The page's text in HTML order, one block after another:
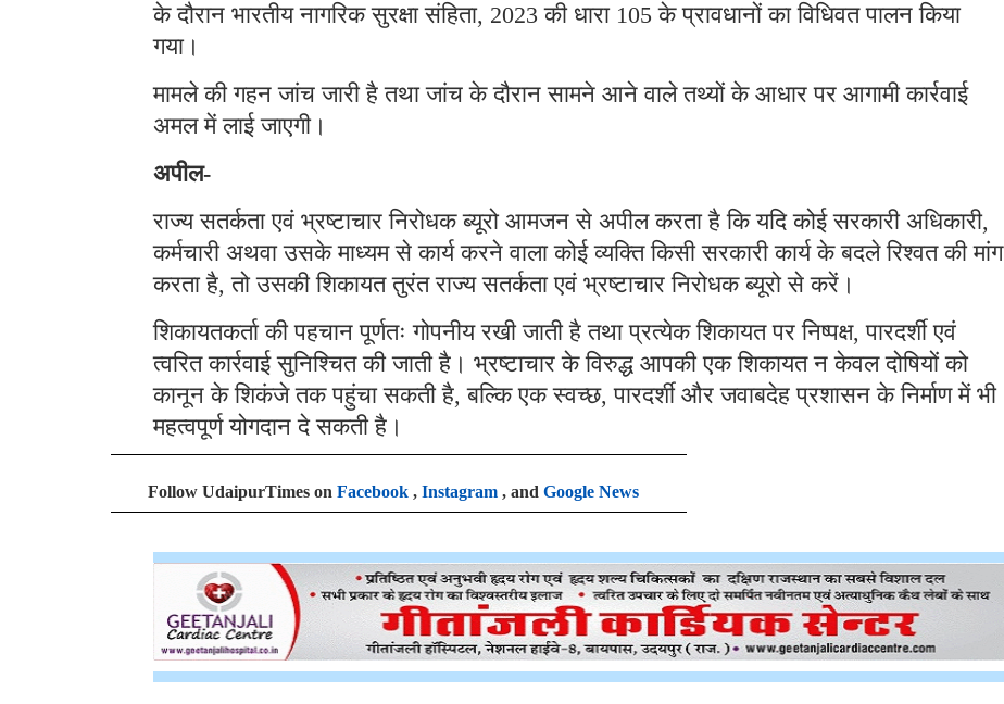
के दौरान भारतीय नागरिक सुरक्षा संहिता, 2023 की धारा 105 के प्रावधानों का विधिवत पालन किया
गया।
मामले की गहन जांच जारी है तथा जांच के दौरान सामने आने वाले तथ्यों के आधार पर आगामी कार्रवाई
अमल में लाई जाएगी।
अपील-
राज्य सतर्कता एवं भ्रष्टाचार निरोधक ब्यूरो आमजन से अपील करता है कि यदि कोई सरकारी अधिकारी,
कर्मचारी अथवा उसके माध्यम से कार्य करने वाला कोई व्यक्ति किसी सरकारी कार्य के बदले रिश्वत की मांग
करता है, तो उसकी शिकायत तुरंत राज्य सतर्कता एवं भ्रष्टाचार निरोधक ब्यूरो से करें।
शिकायतकर्ता की पहचान पूर्णतः गोपनीय रखी जाती है तथा प्रत्येक शिकायत पर निष्पक्ष, पारदर्शी एवं
त्वरित कार्रवाई सुनिश्चित की जाती है। भ्रष्टाचार के विरुद्ध आपकी एक शिकायत न केवल दोषियों को
कानून के शिकंजे तक पहुंचा सकती है, बल्कि एक स्वच्छ, पारदर्शी और जवाबदेह प्रशासन के निर्माण में भी
महत्वपूर्ण योगदान दे सकती है।
Follow UdaipurTimes on Facebook , Instagram , and Google News